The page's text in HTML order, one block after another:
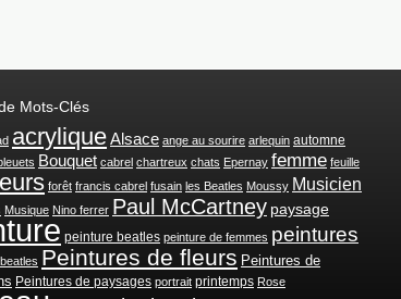
Mots-Clés
acryliqueAlsace ange au sourire arlequin automne
Bouquet cabrel chartreux chats Epernay femme feuille
forêt francis cabrel fusain les Beatles Moussy Musicien
Musique Nino ferrer Paul McCartney paysage
peinture beatles peinture de femmes peintures
Peintures de fleurs Peintures de
Peintures de paysages portrait printemps Rose